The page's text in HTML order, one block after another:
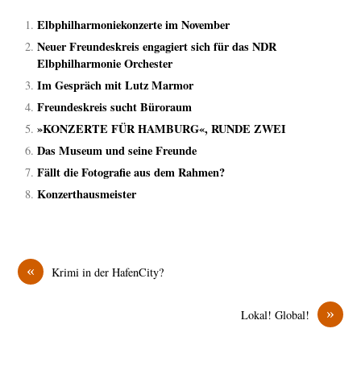
Elbphilharmoniekonzerte im November
Neuer Freundeskreis engagiert sich für das NDR
Elbphilharmonie Orchester
Im Gespräch mit Lutz Marmor
Freundeskreis sucht Büroraum
»KONZERTE FÜR HAMBURG«, RUNDE ZWEI
Das Museum und seine Freunde
Fällt die Fotografie aus dem Rahmen?
Konzerthausmeister
« Krimi in der HafenCity?
»
Lokal! Global!